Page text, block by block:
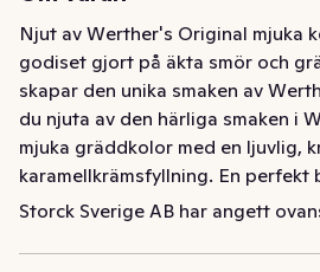
Njut av Werther's Original mjuka
godiset gjort på äkta smör och
skapar den unika smaken av
du njuta av den härliga smaken i
mjuka gräddkolor med en ljuvlig,
karamellkrämsfyllning. En perfekt
och salt som skapar njutning & ett
har Werther's Original stått för
Storck Sverige AB har angett